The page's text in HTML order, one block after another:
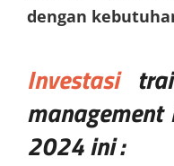
dengan
Investasi
2024 ini :